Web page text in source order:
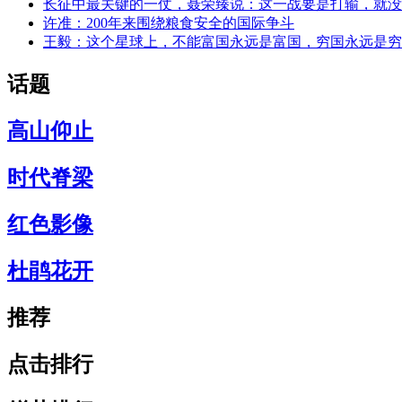
长征中最关键的一仗，聂荣臻说：这一战要是打输，就
许准：200年来围绕粮食安全的国际争斗
王毅：这个星球上，不能富国永远是富国，穷国永远是
话题
高山仰止
时代脊梁
红色影像
杜鹃花开
推荐
点击排行